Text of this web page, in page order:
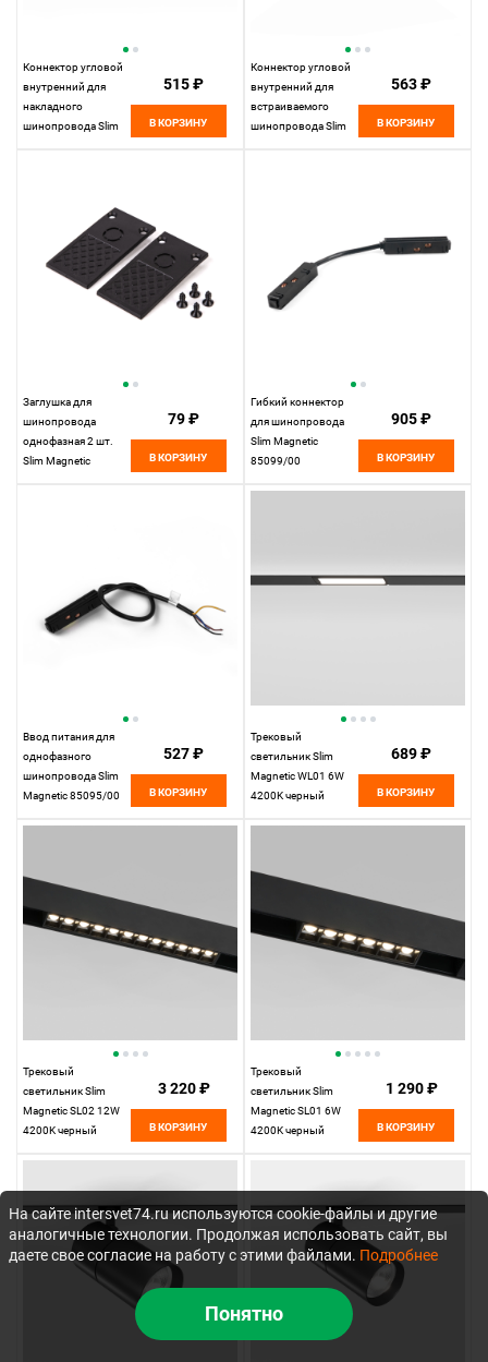
Коннектор угловой
внутренний для
накладного
шинопровода Slim
515 ₽
В КОРЗИНУ
Коннектор угловой
внутренний для
встраиваемого
шинопровода Slim
563 ₽
В КОРЗИНУ
Заглушка для
шинопровода
однофазная 2 шт.
Slim Magnetic
79 ₽
В КОРЗИНУ
Гибкий коннектор
для шинопровода
Slim Magnetic
85099/00
905 ₽
В КОРЗИНУ
Ввод питания для
однофазного
шинопровода Slim
Magnetic 85095/00
527 ₽
В КОРЗИНУ
Трековый
светильник Slim
Magnetic WL01 6W
4200K черный
689 ₽
В КОРЗИНУ
Трековый
светильник Slim
Magnetic SL02 12W
4200K черный
3 220 ₽
В КОРЗИНУ
Трековый
светильник Slim
Magnetic SL01 6W
4200K черный
1 290 ₽
В КОРЗИНУ
На сайте intersvet74.ru используются cookie-файлы и другие
аналогичные технологии. Продолжая использовать сайт, вы
даете свое согласие на работу с этими файлами. Подробнее
Понятно